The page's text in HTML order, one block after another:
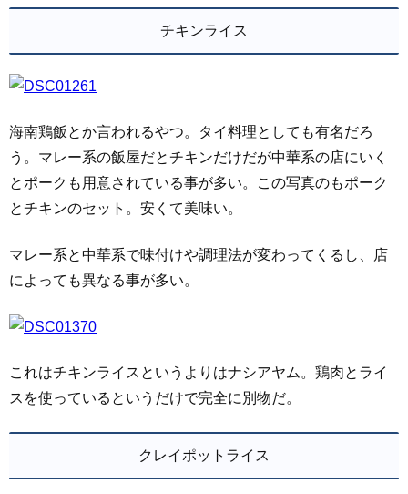
チキンライス
海南鶏飯とか言われるやつ。タイ料理としても有名だろ
う。マレー系の飯屋だとチキンだけだが中華系の店にいく
とポークも用意されている事が多い。この写真のもポーク
とチキンのセット。安くて美味い。
マレー系と中華系で味付けや調理法が変わってくるし、店
によっても異なる事が多い。
これはチキンライスというよりはナシアヤム。鶏肉とライ
スを使っているというだけで完全に別物だ。
クレイポットライス